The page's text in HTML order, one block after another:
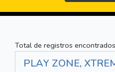
Total de registros
PLAY ZONE,